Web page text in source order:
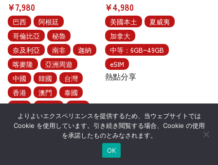
¥7,980
巴西
阿根廷
哥倫比亞
秘魯
奈及利亞
南非
迦納
喀麥隆
亞洲周遊
中國
韓國
台灣
香港
澳門
泰國
越南
新加坡
印尼
馬來西亞
菲律賓
¥4,980
美國本土
夏威夷
加拿大
中等：6GB~49GB
eSIM
熱點分享
よりよいエクスペリエンスを提供するため、当ウェブサイトでは
Cookie を使用しています。引き続き閲覧する場合、Cookie の使用
を承諾したものとみなされます。
OK